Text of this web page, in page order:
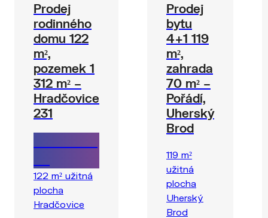
Prodej
rodinného
domu 122
m²,
pozemek 1
312 m² –
Hradčovice
231
122 m² užitná
plocha
Hradčovice
Prodej
bytu
4+1 119
m²,
zahrada
70 m² –
Pořádí,
Uherský
Brod
119 m²
užitná
plocha
Uherský
Brod